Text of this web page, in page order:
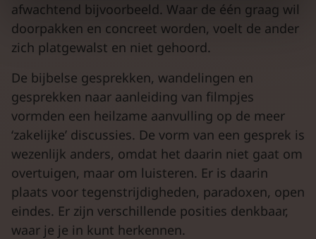
afwachtend bijvoorbeeld. Waar de één graag wil
doorpakken en concreet worden, voelt de ander
zich platgewalst en niet gehoord.
De bijbelse gesprekken, wandelingen en
gesprekken naar aanleiding van filmpjes
vormden een heilzame aanvulling op de meer
‘zakelijke’ discussies. De vorm van een gesprek is
wezenlijk anders, omdat het daarin niet gaat om
overtuigen, maar om luisteren. Er is daarin
plaats voor tegenstrijdigheden, paradoxen, open
eindes. Er zijn verschillende posities denkbaar,
waar je je in kunt herkennen.